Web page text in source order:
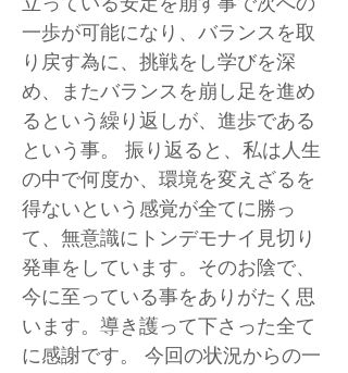
一歩が可能になり、バランスを取
り戻す為に、挑戦をし学びを深
め、またバランスを崩し足を進め
るという繰り返しが、進歩である
という事。 振り返ると、私は人生
の中で何度か、環境を変えざるを
得ないという感覚が全てに勝っ
て、無意識にトンデモナイ見切り
発車をしています。そのお陰で、
今に至っている事をありがたく思
います。導き護って下さった全て
に感謝です。 今回の状況からの一